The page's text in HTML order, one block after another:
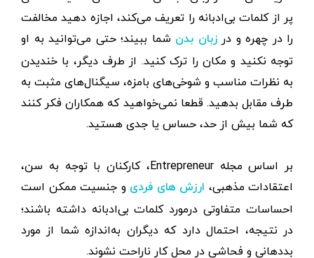
پر از کلمات بی‌ادبانه را تعریف می‌کند، اجازه دهید مخالفت
را در چهره و درزبان بدن شما ببیند؛ حتی می‌توانید به او
توجه نکنید و مکان را ترک کنید. از طرف دیگر، با خندیدن
به نظرات مناسب و شوخی‌های بامزه، سیگنال‌های مثبت به
طرف مقابل بدهید. قطعا نمی‌خواهید که همکاران فکر کنند
که شما بیش از حد، حساس یا جدی هستید.
بر اساس مجله Entrepreneur، کارکنان با توجه به سن،
اعتقادات مذهبی، ارزش های فردی و جنسیت ممکن است
احساسات متفاوتی درمورد کلمات بی‌ادبانه داشته باشند؛
در نتیجه، احتمال دارد که دیگران به‌اندازه شما از مورد
بددهانی و فحاشی در محل کار ناراحت نشوند.